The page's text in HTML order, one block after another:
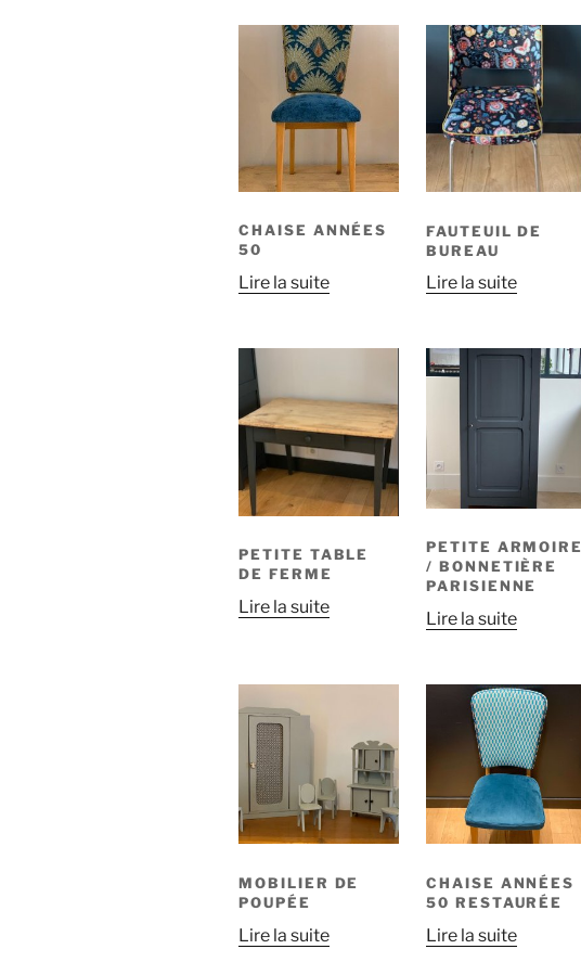
CHAISE ANNÉES
50
Lire la suite
FAUTEUIL DE
BUREAU
Lire la suite
PETITE TABLE
DE FERME
Lire la suite
PETITE ARMOIRE
/ BONNETIÈRE
PARISIENNE
Lire la suite
MOBILIER DE
POUPÉE
Lire la suite
CHAISE ANNÉES
50 RESTAURÉE
Lire la suite